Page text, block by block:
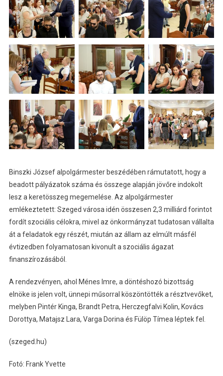
Binszki József alpolgármester beszédében rámutatott, hogy a
beadott pályázatok száma és összege alapján jövőre indokolt
lesz a keretösszeg megemelése. Az alpolgármester
emlékeztetett: Szeged városa idén összesen 2,3 milliárd forintot
fordít szociális célokra, mivel az önkormányzat tudatosan vállalta
át a feladatok egy részét, miután az állam az elmúlt másfél
évtizedben folyamatosan kivonult a szociális ágazat
finanszírozásából.
A rendezvényen, ahol Ménes Imre, a döntéshozó bizottság
elnöke is jelen volt, ünnepi műsorral köszöntötték a résztvevőket,
melyben Pintér Kinga, Brandt Petra, Herczegfalvi Kolin, Kovács
Dorottya, Matajsz Lara, Varga Dorina és Fülöp Tímea léptek fel.
(szeged.hu)
Fotó: Frank Yvette